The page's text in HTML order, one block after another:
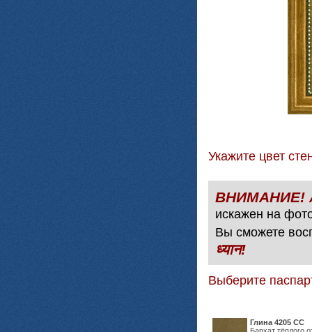
Укажите цвет
искажен на
Вы сможете
ध्यान!
Выберите
Глина 4205 СС